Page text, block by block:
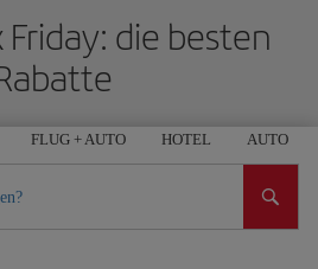
Friday: die besten
FLUG + AUTO HOTEL AUTO